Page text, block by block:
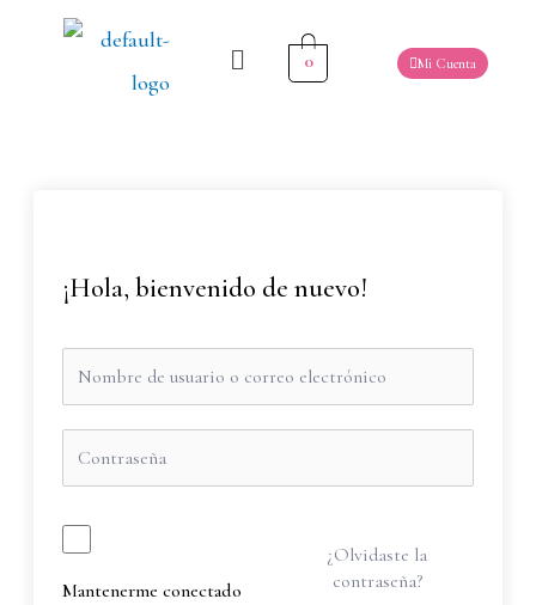
0 Mi Cuenta
¡Hola, bienvenido de nuevo!
Mantenerme conectado
¿Olvidaste la
contraseña?